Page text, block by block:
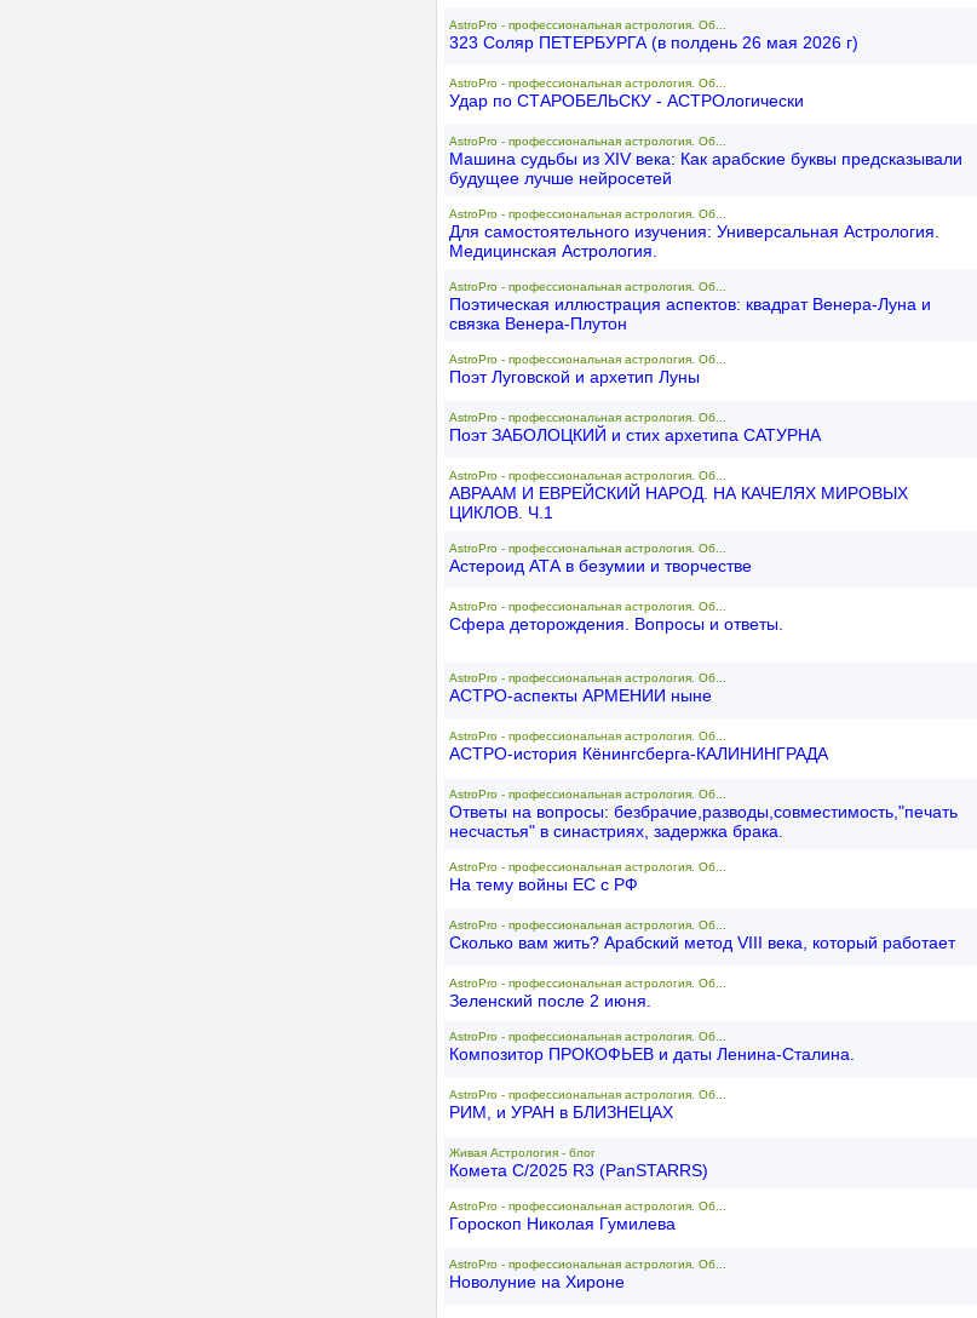
AstroPro - профессиональная астрология. Об...
323 Соляр ПЕТЕРБУРГА (в полдень 26 мая 2026 г)
AstroPro - профессиональная астрология. Об...
Удар по СТАРОБЕЛЬСКУ - АСТРОлогически
AstroPro - профессиональная астрология. Об...
Машина судьбы из XIV века: Как арабские буквы предсказывали
будущее лучше нейросетей
AstroPro - профессиональная астрология. Об...
Для самостоятельного изучения: Универсальная Астрология.
Медицинская Астрология.
AstroPro - профессиональная астрология. Об...
Поэтическая иллюстрация аспектов: квадрат Венера-Луна и
связка Венера-Плутон
AstroPro - профессиональная астрология. Об...
Поэт Луговской и архетип Луны
AstroPro - профессиональная астрология. Об...
Поэт ЗАБОЛОЦКИЙ и стих архетипа САТУРНА
AstroPro - профессиональная астрология. Об...
АВРААМ И ЕВРЕЙСКИЙ НАРОД. НА КАЧЕЛЯХ МИРОВЫХ
ЦИКЛОВ. Ч.1
AstroPro - профессиональная астрология. Об...
Астероид АТА в безумии и творчестве
AstroPro - профессиональная астрология. Об...
Сфера деторождения. Вопросы и ответы.
AstroPro - профессиональная астрология. Об...
АСТРО-аспекты АРМЕНИИ ныне
AstroPro - профессиональная астрология. Об...
АСТРО-история Кёнингсберга-КАЛИНИНГРАДА
AstroPro - профессиональная астрология. Об...
Ответы на вопросы: безбрачие,разводы,совместимость,"печать
несчастья" в синастриях, задержка брака.
AstroPro - профессиональная астрология. Об...
На тему войны ЕС с РФ
AstroPro - профессиональная астрология. Об...
Сколько вам жить? Арабский метод VIII века, который работает
AstroPro - профессиональная астрология. Об...
Зеленский после 2 июня.
AstroPro - профессиональная астрология. Об...
Композитор ПРОКОФЬЕВ и даты Ленина-Сталина.
AstroPro - профессиональная астрология. Об...
РИМ, и УРАН в БЛИЗНЕЦАХ
Живая Астрология - блог
Комета C/2025 R3 (PanSTARRS)
AstroPro - профессиональная астрология. Об...
Гороскоп Николая Гумилева
AstroPro - профессиональная астрология. Об...
Новолуние на Хироне